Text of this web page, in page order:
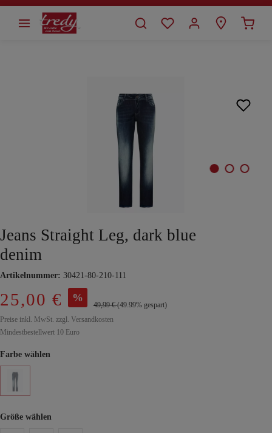
springen
Jeans Straight Leg, dark blue
denim
Artikelnummer: 30421-80-210-111
25,00 € %
49,99 €(49.99% gespart)
Preise inkl. MwSt. zzgl. Versandkosten
Mindestbestellwert 10 Euro
Farbe wählen
Größe wählen